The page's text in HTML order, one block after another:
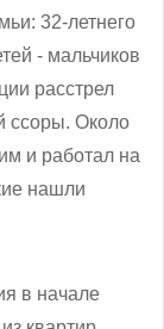
32-летнего
- мальчиков
расстрел
ссоры. Около
и работал на
нашли
в начале